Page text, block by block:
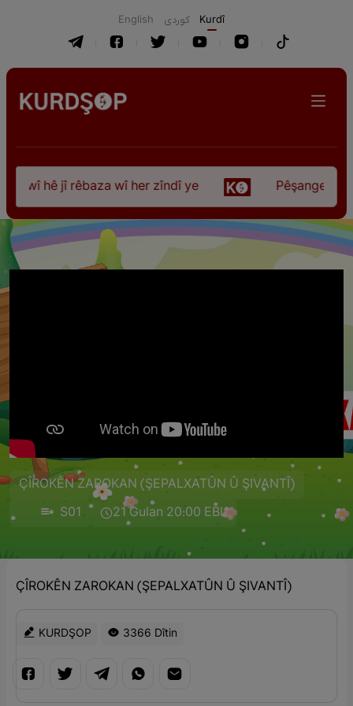
English كوردی Kurdî
hê jî rêbaza wî her zîndî ye Pêşangeha
ÇÎROKÊN ZAROKAN (ŞEPALXATÛN Û ŞIVANTÎ)
S01
21 Gulan 20:00 EBL
ÇÎROKÊN ZAROKAN (ŞEPALXATÛN Û ŞIVANTÎ)
KURDŞOP 3366 Dîtin